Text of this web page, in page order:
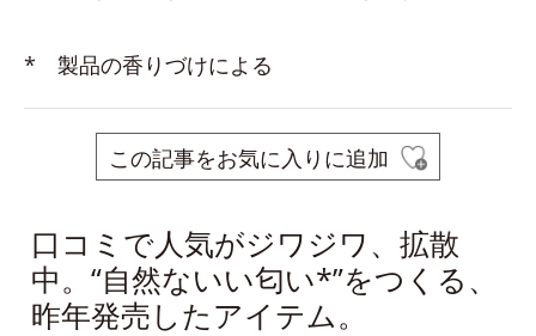
* 製品の香りづけによる
この記事をお気に入りに追加
口コミで人気がジワジワ、拡散
中。“自然ないい匂い*”をつくる、
昨年発売したアイテム。